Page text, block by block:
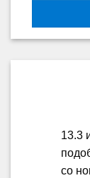
13.3
со